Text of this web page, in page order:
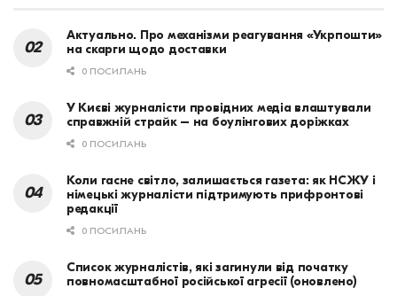
Актуально. Про механізми реагування «Укрпошти»
на скарги щодо доставки
0 ПОСИЛАНЬ
У Києві журналісти провідних медіа влаштували
справжній страйк – на боулінгових доріжках
0 ПОСИЛАНЬ
Коли гасне світло, залишається газета: як НСЖУ і
німецькі журналісти підтримують прифронтові
редакції
0 ПОСИЛАНЬ
Список журналістів, які загинули від початку
повномасштабної російської агресії (оновлено)